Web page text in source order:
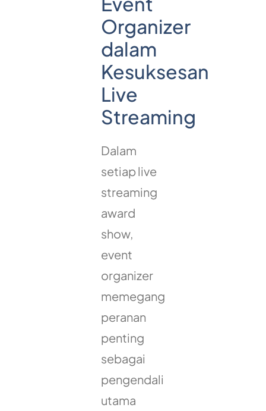
Organizer
dalam
Kesuksesan
Live
Streaming
Dalam
setiap live
streaming
award
show,
event
organizer
memegang
peranan
penting
sebagai
pengendali
utama